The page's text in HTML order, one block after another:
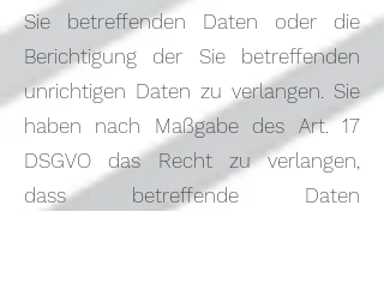
Sie betreffenden Daten oder die
Berichtigung der Sie betreffenden
unrichtigen Daten zu verlangen. Sie
haben nach Maßgabe des Art. 17
DSGVO das Recht zu verlangen,
dass betreffende Daten